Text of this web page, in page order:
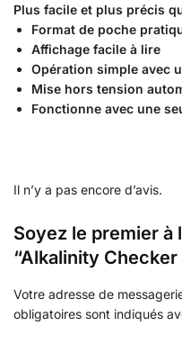
Plus facile et plus précis
Format de poche
Affichage facile à lire
Opération simple avec
Mise hors tension
Fonctionne avec une
Il n’y a pas encore d’avis.
Soyez le premier
“Alkalinity Checker
Votre adresse de
obligatoires sont indiqués